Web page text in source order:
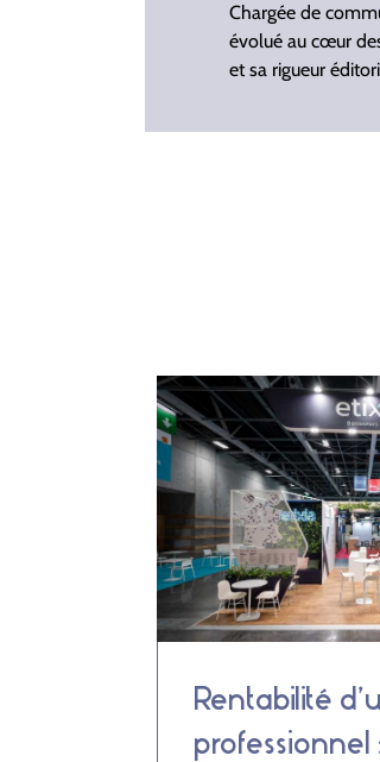
Chargée de
évolué au cœur
et sa rigueur
Rentabilité
professionnel